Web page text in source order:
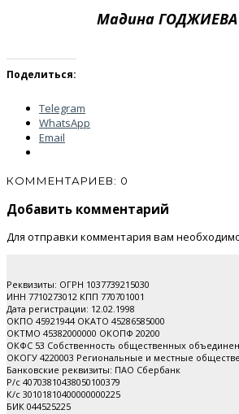
Мадина ГОДЖИЕВА
Поделиться:
Telegram
WhatsApp
Email
КОММЕНТАРИЕВ: 0
Добавить комментарий
Для отправки комментария вам
Реквизиты: ОГРН 1037739215030
ИНН 7710273012 КПП 770701001
Дата регистрации: 12.02.1998
ОКПО 45921944 ОКАТО 45286585000
ОКТМО 45382000000 ОКОПФ 20200
ОКФС 53 Собственность общественных
ОКОГУ 4220003 Региональные и местные
Банковские реквизиты: ПАО Cбербанк
Р/с 40703810438050100379
К/с 30101810400000000225
БИК 044525225